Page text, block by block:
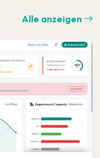
Alle anzeigen